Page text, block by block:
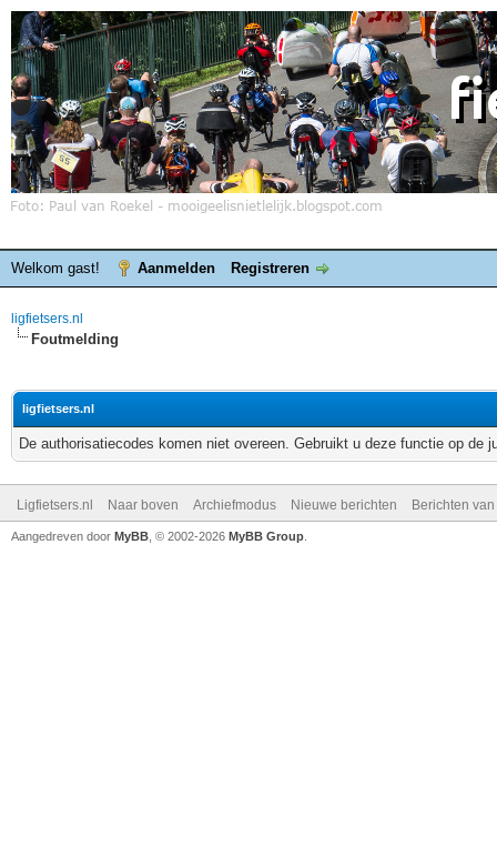
Welkom gast! Aanmelden Registreren
ligfietsers.nl
Foutmelding
ligfietsers.nl
De authorisatiecodes komen niet overeen. Gebruikt u deze functie op de
Ligfietsers.nl Naar boven Archiefmodus Nieuwe berichten Berichten
Aangedreven door MyBB , © 2002-2026 MyBB Group